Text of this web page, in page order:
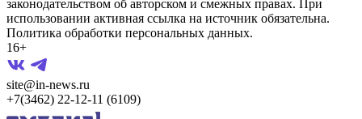
законодательством об авторском и смежных правах. При
использовании активная ссылка на источник обязательна.
Политика обработки персональных данных.
16+
site@in-news.ru
+7(3462) 22-12-11 (6109)